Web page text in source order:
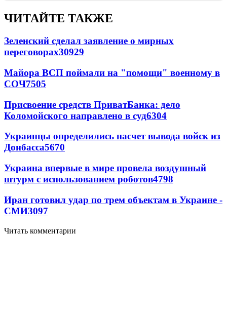
ЧИТАЙТЕ ТАКЖЕ
Зеленский сделал заявление о мирных
переговорах30929
Майора ВСП поймали на "помощи" военному в
СОЧ7505
Присвоение средств ПриватБанка: дело
Коломойского направлено в суд6304
Украинцы определились насчет вывода войск из
Донбасса5670
Украина впервые в мире провела воздушный
штурм с использованием роботов4798
Иран готовил удар по трем объектам в Украине -
СМИ3097
Читать комментарии